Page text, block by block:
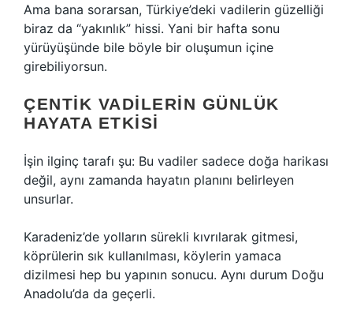
Ama bana sorarsan, Türkiye’deki vadilerin güzelliği
biraz da “yakınlık” hissi. Yani bir hafta sonu
yürüyüşünde bile böyle bir oluşumun içine
girebiliyorsun.
ÇENTIK VADILERIN GÜNLÜK
HAYATA ETKISI
İşin ilginç tarafı şu: Bu vadiler sadece doğa harikası
değil, aynı zamanda hayatın planını belirleyen
unsurlar.
Karadeniz’de yolların sürekli kıvrılarak gitmesi,
köprülerin sık kullanılması, köylerin yamaca
dizilmesi hep bu yapının sonucu. Aynı durum Doğu
Anadolu’da da geçerli.